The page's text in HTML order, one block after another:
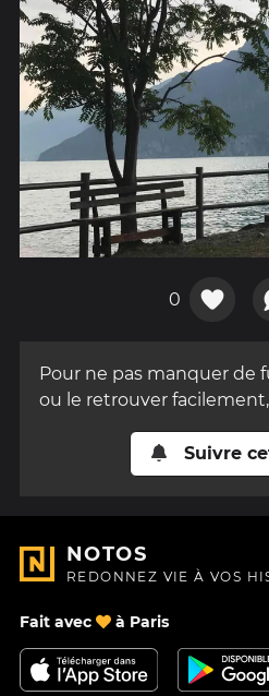
0
Pour ne pas manquer de
ou le retrouver
Suivre
NOTOS
REDONNEZ VIE À VOS
Fait avec à Paris